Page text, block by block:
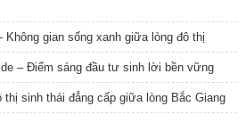
Không gian sống xanh giữa lòng đô thị
– Điểm sáng đầu tư sinh lời bền vững
thị sinh thái đẳng cấp giữa lòng Bắc Giang